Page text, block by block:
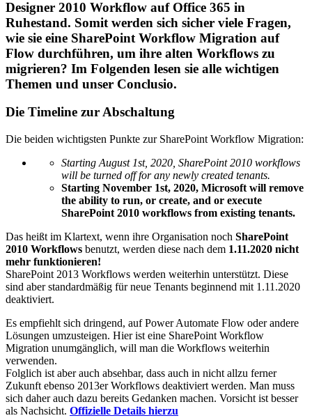
Designer 2010 Workflow auf Office 365 in
Ruhestand. Somit werden sich sicher viele Fragen,
wie sie eine SharePoint Workflow Migration auf
Flow durchführen, um ihre alten Workflows zu
migrieren? Im Folgenden lesen sie alle wichtigen
Themen und unser Conclusio.
Die Timeline zur Abschaltung
Die beiden wichtigsten Punkte zur SharePoint Workflow Migration:
Starting August 1st, 2020, SharePoint 2010 workflows
will be turned off for any newly created tenants.
Starting November 1st, 2020, Microsoft will remove
the ability to run, or create, and or execute
SharePoint 2010 workflows from existing tenants.
Das heißt im Klartext, wenn ihre Organisation noch SharePoint
2010 Workflows benutzt, werden diese nach dem 1.11.2020 nicht
mehr funktionieren!
SharePoint 2013 Workflows werden weiterhin unterstützt. Diese
sind aber standardmäßig für neue Tenants beginnend mit 1.11.2020
deaktiviert.
Es empfiehlt sich dringend, auf Power Automate Flow oder andere
Lösungen umzusteigen. Hier ist eine SharePoint Workflow
Migration unumgänglich, will man die Workflows weiterhin
verwenden.
Folglich ist aber auch absehbar, dass auch in nicht allzu ferner
Zukunft ebenso 2013er Workflows deaktiviert werden. Man muss
sich daher auch dazu bereits Gedanken machen. Vorsicht ist besser
als Nachsicht. Offizielle Details hierzu